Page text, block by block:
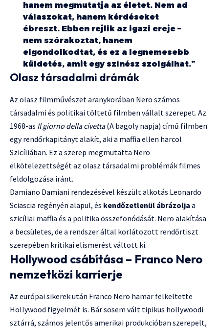
hanem megmutatja az életet. Nem ad
válaszokat, hanem kérdéseket
ébreszt. Ebben rejlik az igazi ereje –
nem szórakoztat, hanem
elgondolkodtat, és ez a legnemesebb
küldetés, amit egy színész szolgálhat.”
Olasz társadalmi drámák
Az olasz filmművészet aranykorában Nero számos
társadalmi és politikai töltetű filmben vállalt szerepet. Az
1968-as Il giorno della civetta(A bagoly napja) című filmben
egy rendőrkapitányt alakít, aki a maffia ellen harcol
Szicíliában. Ez a szerep megmutatta Nero
elkötelezettségét az olasz társadalmi problémák filmes
feldolgozása iránt.
Damiano Damiani rendezésével készült alkotás Leonardo
Sciascia regényén alapul, és kendőzetlenül ábrázolja a
szicíliai maffia és a politika összefonódását. Nero alakítása
a becsületes, de a rendszer által korlátozott rendőrtiszt
szerepében kritikai elismerést váltott ki.
Hollywood csábítása – Franco Nero
nemzetközi karrierje
Az európai sikerek után Franco Nero hamar felkeltette
Hollywood figyelmét is. Bár sosem vált tipikus hollywoodi
sztárrá, számos jelentős amerikai produkcióban szerepelt,